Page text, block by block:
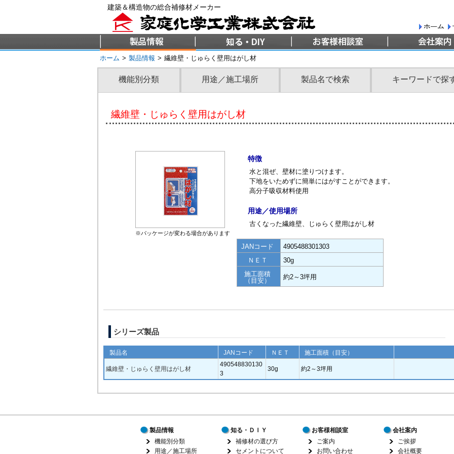
建築＆構造物の総合補修材メーカー
ホーム > 製品情報 > 繊維壁・じゅらく壁用はがし材
機能別分類 用途／施工場所 製品名で検索 キーワードで探
繊維壁・じゅらく壁用はがし材
※パッケージが変わる場合があります
特徴
水と混ぜ、壁材に塗りつけます。
下地をいためずに簡単にはがすことができます。
高分子吸収材料使用
用途／使用場所
古くなった繊維壁、じゅらく壁用はがし材
JANコード
4905488301303
ＮＥＴ
30g
施工面積
（目安）
約2～3坪用
シリーズ製品
製品名 JANコード ＮＥＴ 施工面積（目安）
繊維壁・じゅらく壁用はがし材
490548830130
3
30g 約2～3坪用
製品情報
機能別分類
用途／施工場所
知る・ＤＩＹ
補修材の選び方
セメントについて
お客様相談室
ご案内
お問い合わせ
会社案内
ご挨拶
会社概要